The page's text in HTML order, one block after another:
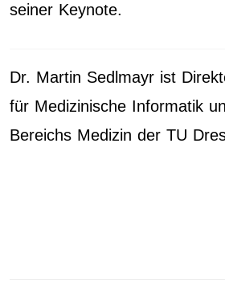
seiner Keynote.
Dr. Martin Sedlmayr ist
für Medizinische Informatik
Bereichs Medizin der TU